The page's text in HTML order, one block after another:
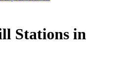
Stations in